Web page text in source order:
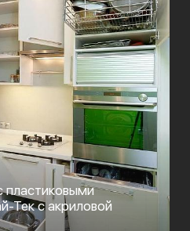
пластиковыми
Тек c акриловой